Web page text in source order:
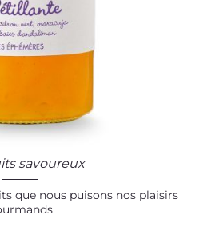
savoureux
que nous puisons nos plaisirs